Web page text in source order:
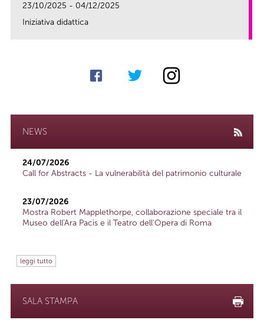
23/10/2025 - 04/12/2025
Iniziativa didattica
NEWS
24/07/2026
Call for Abstracts - La vulnerabilità del patrimonio culturale
23/07/2026
Mostra Robert Mapplethorpe, collaborazione speciale tra il
Museo dell'Ara Pacis e il Teatro dell'Opera di Roma
leggi tutto
SALA STAMPA